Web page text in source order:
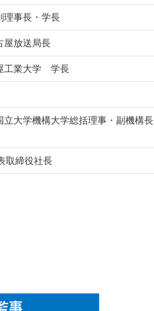
事長・学長
放送局長
工業大学 学長
立大学機構大学総括理事・副機構長
取締役社長